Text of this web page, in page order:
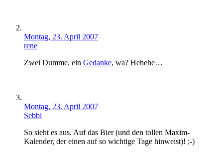
Montag, 23. April 2007
rene
Zwei Dumme, ein Gedanke, wa? Hehehe…
Montag, 23. April 2007
Sebbi
So sieht es aus. Auf das Bier (und den tollen Maxim-
Kalender, der einen auf so wichtige Tage hinweist)! ;-)